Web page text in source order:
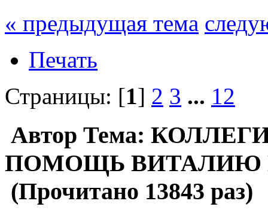
« предыдущая тема
Печать
Страницы: [1] 2 3 ... 12
Автор Тема:
ПОМОЩЬ ВИТАЛИЮ
(Прочитано 13843 раз)